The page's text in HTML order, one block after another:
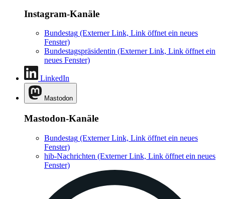
Instagram-Kanäle
Bundestag (Externer Link, Link öffnet ein neues
Fenster)
Bundestagspräsidentin (Externer Link, Link öffnet ein
neues Fenster)
LinkedIn
Mastodon
Mastodon-Kanäle
Bundestag (Externer Link, Link öffnet ein neues
Fenster)
hib-Nachrichten (Externer Link, Link öffnet ein neues
Fenster)